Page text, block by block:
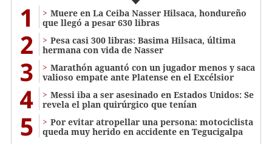
1
Muere en La Ceiba Nasser Hilsaca, hondureño
que llegó a pesar 630 libras
2
Pesa casi 300 libras: Basima Hilsaca, última
hermana con vida de Nasser
3
Marathón aguantó con un jugador menos y saca
valioso empate ante Platense en el Excélsior
4
Messi iba a ser asesinado en Estados Unidos: Se
revela el plan quirúrgico que tenían
5
Por evitar atropellar una persona: motociclista
queda muy herido en accidente en Tegucigalpa